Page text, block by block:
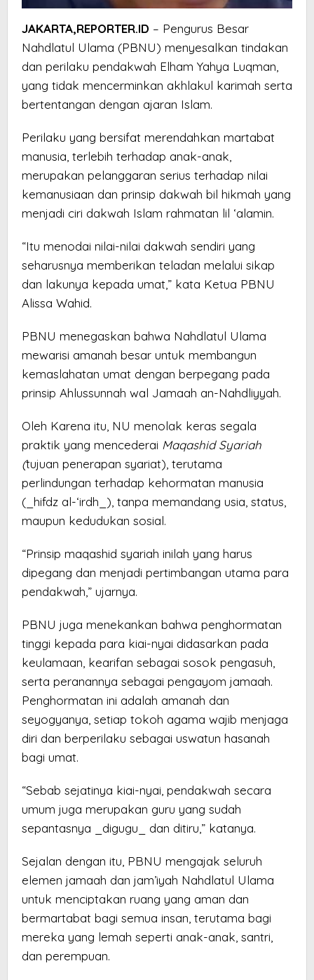
JAKARTA,REPORTER.ID – Pengurus Besar
Nahdlatul Ulama (PBNU) menyesalkan tindakan
dan perilaku pendakwah Elham Yahya Luqman,
yang tidak mencerminkan akhlakul karimah serta
bertentangan dengan ajaran Islam.
Perilaku yang bersifat merendahkan martabat
manusia, terlebih terhadap anak-anak,
merupakan pelanggaran serius terhadap nilai
kemanusiaan dan prinsip dakwah bil hikmah yang
menjadi ciri dakwah Islam rahmatan lil ‘alamin.
“Itu menodai nilai-nilai dakwah sendiri yang
seharusnya memberikan teladan melalui sikap
dan lakunya kepada umat,” kata Ketua PBNU
Alissa Wahid.
PBNU menegaskan bahwa Nahdlatul Ulama
mewarisi amanah besar untuk membangun
kemaslahatan umat dengan berpegang pada
prinsip Ahlussunnah wal Jamaah an-Nahdliyyah.
Oleh Karena itu, NU menolak keras segala
praktik yang mencederai Maqashid Syariah
(tujuan penerapan syariat), terutama
perlindungan terhadap kehormatan manusia
(_hifdz al-‘irdh_), tanpa memandang usia, status,
maupun kedudukan sosial.
“Prinsip maqashid syariah inilah yang harus
dipegang dan menjadi pertimbangan utama para
pendakwah,” ujarnya.
PBNU juga menekankan bahwa penghormatan
tinggi kepada para kiai-nyai didasarkan pada
keulamaan, kearifan sebagai sosok pengasuh,
serta peranannya sebagai pengayom jamaah.
Penghormatan ini adalah amanah dan
seyogyanya, setiap tokoh agama wajib menjaga
diri dan berperilaku sebagai uswatun hasanah
bagi umat.
“Sebab sejatinya kiai-nyai, pendakwah secara
umum juga merupakan guru yang sudah
sepantasnya _digugu_ dan ditiru,” katanya.
Sejalan dengan itu, PBNU mengajak seluruh
elemen jamaah dan jam’iyah Nahdlatul Ulama
untuk menciptakan ruang yang aman dan
bermartabat bagi semua insan, terutama bagi
mereka yang lemah seperti anak-anak, santri,
dan perempuan.